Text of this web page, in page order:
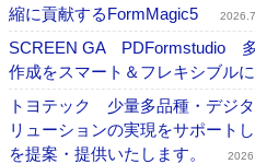
縮に貢献するFormMagic5
SCREEN GA PDFormstudio
作成をスマート＆フレキシブルに
トヨテック 少量多品種・デジ
リューションの実現をサポート
を提案・提供いたします。